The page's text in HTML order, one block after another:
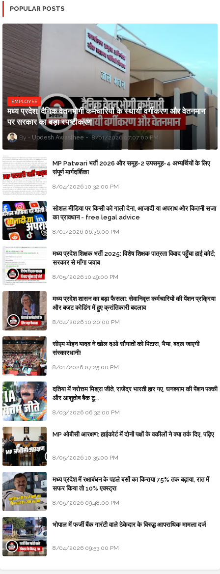
POPULAR POSTS
EMPLOYEE
मध्य प्रदेश: दैनिक वेतनभोगी कर्मचारियों के स्थायी वर्गीकरण और वेतनमान
पर सरकार का बड़ा स्पष्टीकरण
Updesh Awasthee 8/01/2026 07:07:00 PM
MP Patwari भर्ती 2026 और समूह-2 उपसमूह-4 अभ्यर्थियों के लिए
संपूर्ण मार्गदर्शिका
8/04/2026 10:32:00 PM
सोशल मीडिया पर किसी को गाली देना, आजादी या अपराध और कितनी सजा
का प्रावधान - free legal advice
8/01/2026 06:36:00 PM
मध्य प्रदेश शिक्षक भर्ती 2025: विशेष शिक्षक पात्रता विवाद पहुँचा हाई कोर्ट;
सरकार से माँगा जवाब
8/05/2026 10:49:00 PM
मध्य प्रदेश शासन का बड़ा फैसला: सेवानिवृत्त कर्मचारियों की पेंशन प्रक्रिया
और बजट कोडिंग में हुए क्रांतिकारी बदलाव
8/04/2026 10:20:00 PM
सीएम मोहन यादव ने खोल दओ सौगातों को पिटारा, भैया, बदल जाएगी
संस्कारधानी!
8/01/2026 07:25:00 PM
दतिया में नरोत्तम मिश्रा जीते, राजेंद्र भारती हार गए, घनश्याम की पेंशन पक्की
और आशुतोष बैक टू...
8/03/2026 06:32:00 PM
MP ओबीसी आरक्षण: हाईकोर्ट में दोनों पक्षों के वकीलों ने क्या तर्क दिए, पढ़िए
8/05/2026 10:35:00 PM
मध्य प्रदेश में रक्षाबंधन के पहले बसों का किराया 75% तक बढ़ाया, रात में
सफर किया तो 10% एक्स्ट्रा
8/05/2026 09:48:00 PM
भोपाल में फर्जी बैंक गारंटी वाले ठेकेदार के विरुद्ध आपराधिक मामला दर्ज
8/04/2026 09:53:00 PM